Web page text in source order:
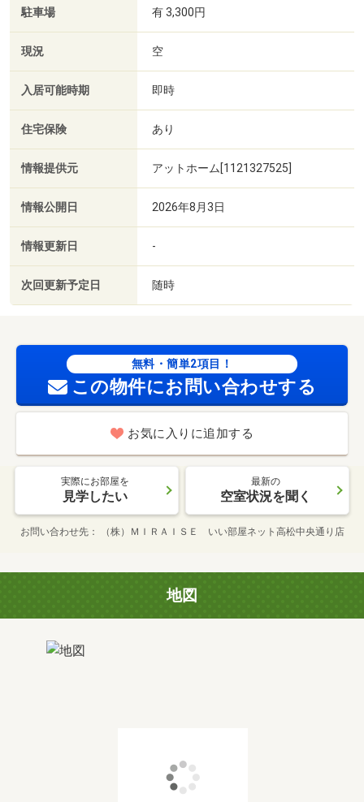
駐車場 有 3,300円
現況 空
入居可能時期 即時
住宅保険 あり
情報提供元 アットホーム[1121327525]
情報公開日 2026年8月3日
情報更新日 -
次回更新予定日 随時
無料・簡単2項目！
この物件にお問い合わせする
お気に入りに追加する
実際にお部屋を
見学したい
最新の
空室状況を聞く
お問い合わせ先 （株）ＭＩＲＡＩＳＥ いい部屋ネット高松中央通り店
地図